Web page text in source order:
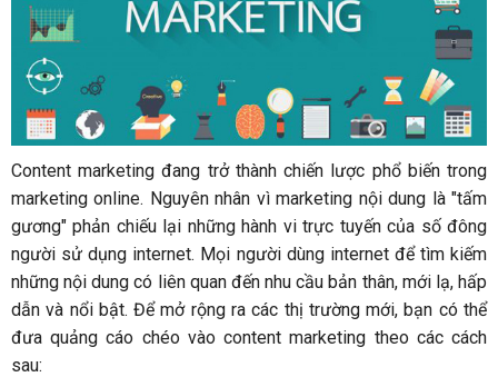
Content marketing đang trở thành chiến lược phổ biến trong
marketing online. Nguyên nhân vì marketing nội dung là "tấm
gương" phản chiếu lại những hành vi trực tuyến của số đông
người sử dụng internet. Mọi người dùng internet để tìm kiếm
những nội dung có liên quan đến nhu cầu bản thân, mới lạ, hấp
dẫn và nổi bật. Để mở rộng ra các thị trường mới, bạn có thể
đưa quảng cáo chéo vào content marketing theo các cách
sau: